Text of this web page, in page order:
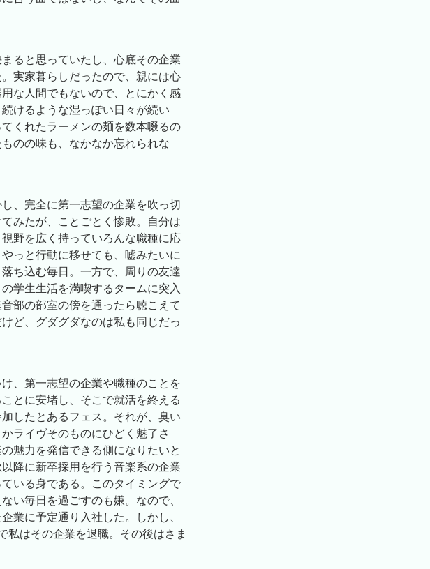
ると思っていたし、心底その企業
実家暮らしだったので、親には心
な人間でもないので、とにかく感
けるような湿っぽい日々が続い
くれたラーメンの麺を数本啜るの
のの味も、なかなか忘れられな
、完全に第一志望の企業を吹っ切
みたが、ことごとく惨敗。自分は
野を広く持っていろんな職種に応
っと行動に移せても、嘘みたいに
ち込む毎日。一方で、周りの友達
学生生活を満喫するタームに突入
部の部室の傍を通ったら聴こえて
ど、グダグダなのは私も同じだっ
、第一志望の企業や職種のことを
とに安堵し、そこで就活を終える
したとあるフェス。それが、臭い
ライヴそのものにひどく魅了さ
魅力を発信できる側になりたいと
降に新卒採用を行う音楽系の企業
いる身である。このタイミングで
い毎日を過ごすのも嫌。なので、
業に予定通り入社した。しかし、
私はその企業を退職。その後はさま